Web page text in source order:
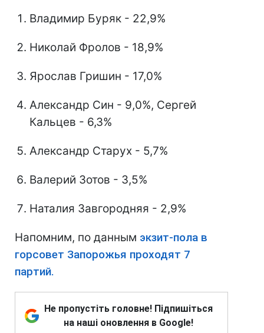
Владимир Буряк - 22,9%
Николай Фролов - 18,9%
Ярослав Гришин - 17,0%
Александр Син - 9,0%, Сергей
Кальцев - 6,3%
Александр Старух - 5,7%
Валерий Зотов - 3,5%
Наталия Завгородняя - 2,9%
Напомним, по данным экзит-пола в
горсовет Запорожья проходят 7
партий.
Не пропустіть головне! Підпишіться
на наші оновлення в Google!